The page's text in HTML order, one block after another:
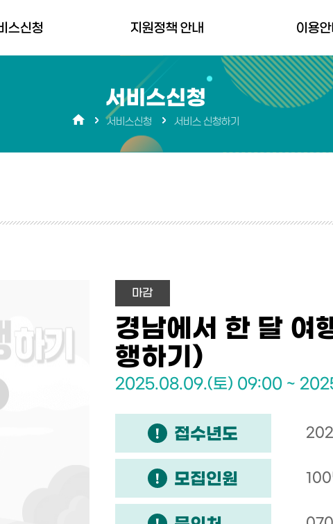
스신청 지원정책 안내
경상남도 지원정책
생애주기별저출생대응
지원정책
이용안
경남바로서비스
FAQ
서비스신청
서비스신청 서비스 신청하기
마감
경남에서 한 달 여
행하기)
2025.08.09.(토) 09:00 ~
접수년도
모집인원